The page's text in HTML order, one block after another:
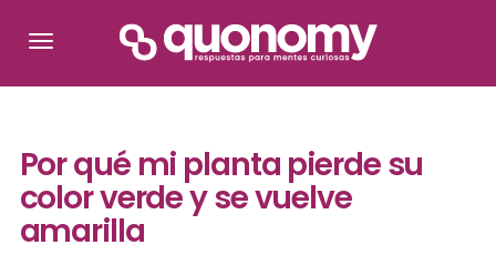
Por qué mi planta pierde su
color verde y se vuelve
amarilla